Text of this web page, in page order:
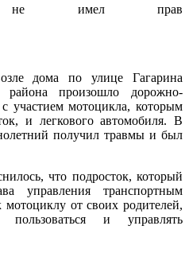
не имел
прав
дома по улице Гагарина
района произошло дорожно-
участием мотоцикла, которым
и легкового автомобиля. В
получил травмы и был
что подросток, который
управления транспортным
от своих родителей,
и управлять